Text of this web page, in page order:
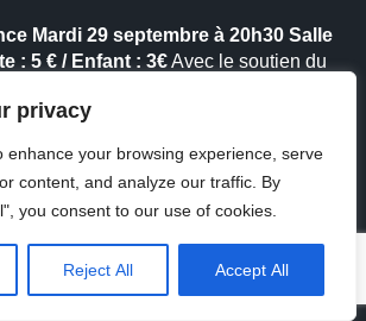
privacy
enhance your browsing experience, serve
content, and analyze our traffic. By
you consent to our use of cookies.
Reject All Accept All
Mardi 29 septembre à 20h30 Salle
: 5 € / Enfant : 3€Avec le soutien du
publication on Calaméo